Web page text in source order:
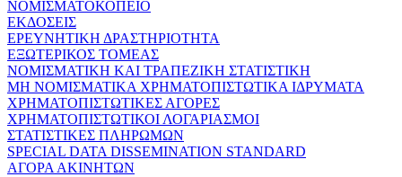
ΝΟΜΙΣΜΑΤΟΚΟΠΕΙΟ
ΕΚΔΟΣΕΙΣ
ΕΡΕΥΝΗΤΙΚΗ ΔΡΑΣΤΗΡΙΟΤΗΤΑ
ΕΞΩΤΕΡΙΚΟΣ ΤΟΜΕΑΣ
ΝΟΜΙΣΜΑΤΙΚΗ ΚΑΙ ΤΡΑΠΕΖΙΚΗ ΣΤΑΤΙΣΤΙΚΗ
ΜΗ ΝΟΜΙΣΜΑΤΙΚΑ ΧΡΗΜΑΤΟΠΙΣΤΩΤΙΚΑ ΙΔΡΥΜΑΤΑ
ΧΡΗΜΑΤΟΠΙΣΤΩΤΙΚΕΣ ΑΓΟΡΕΣ
ΧΡΗΜΑΤΟΠΙΣΤΩΤΙΚΟΙ ΛΟΓΑΡΙΑΣΜΟΙ
ΣΤΑΤΙΣΤΙΚΕΣ ΠΛΗΡΩΜΩΝ
SPECIAL DATA DISSEMINATION STANDARD
ΑΓΟΡΑ ΑΚΙΝΗΤΩΝ